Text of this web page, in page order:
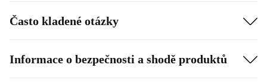
Často kladené otázky
Informace o bezpečnosti a shodě produktů